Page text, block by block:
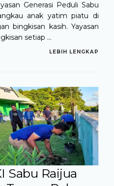
Generasi Peduli Sabu
anak yatim piatu di
bingkisan kasih. Yayasan
setiap ...
LEBIH LENGKAP
Sabu Raijua